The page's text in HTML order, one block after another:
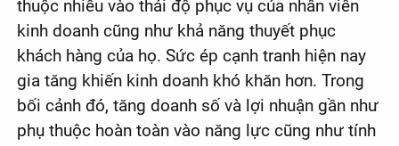
thuộc nhiều vào thái độ phục vụ của nhân viên
kinh doanh cũng như khả năng thuyết phục
khách hàng của họ. Sức ép cạnh tranh hiện nay
gia tăng khiến kinh doanh khó khăn hơn. Trong
bối cảnh đó, tăng doanh số và lợi nhuận gần như
phụ thuộc hoàn toàn vào năng lực cũng như tính